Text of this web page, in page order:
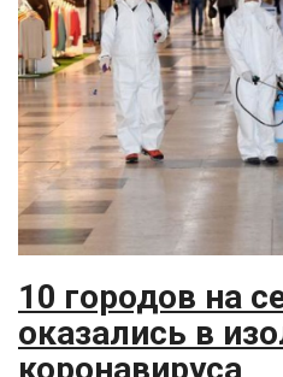
10 городов на
оказались в